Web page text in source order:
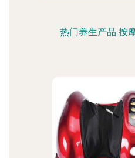
热门养生产品 按